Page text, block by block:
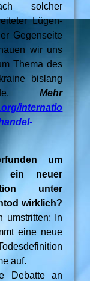
solcher
Lügen-
Gegenseite
wir uns
Thema des
bislang
Mehr
internatio
um
ein neuer
unter
wirklich?
umstritten: In
eine neue
auf.
Debatte an